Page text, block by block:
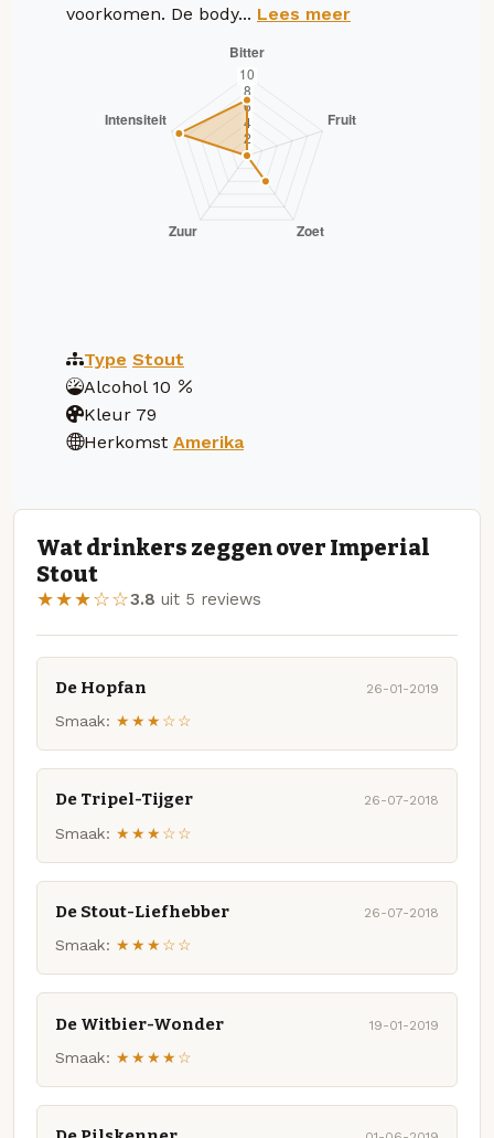
voorkomen. De body... Lees meer
Type Stout
Alcohol 10
Kleur 79
Herkomst Amerika
Wat drinkers zeggen over Imperial
Stout
★★★☆☆3.8 uit 5 reviews
De Hopfan 26-01-2019
Smaak: ★★★☆☆
De Tripel-Tijger 26-07-2018
Smaak: ★★★☆☆
De Stout-Liefhebber 26-07-2018
Smaak: ★★★☆☆
De Witbier-Wonder 19-01-2019
Smaak: ★★★★☆